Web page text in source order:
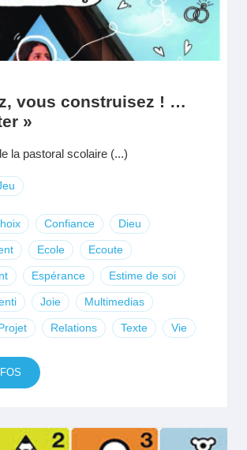
vous construisez ! …
»
la pastoral scolaire (...)
Confiance Dieu
Ecole Ecoute
Espérance Estime de soi
Joie Multimedias
Relations Texte Vie